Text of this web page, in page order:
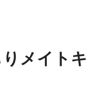
メイトキ